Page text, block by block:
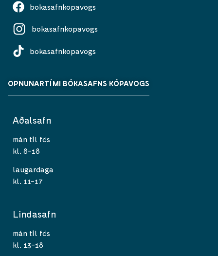
bokasafnkopavogs
bokasafnkopavogs
bokasafnkopavogs
OPNUNARTÍMI BÓKASAFNS KÓPAVOGS
Aðalsafn
mán til fös
kl. 8-18
laugardaga
kl. 11-17
Lindasafn
mán til fös
kl. 13-18